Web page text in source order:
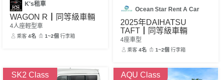
K's租車
WAGON R┃同等級車輛
4人座輕型車
乘客4名 1~2個 行李箱
Ocean Star Rent A Car
2025年DAIHATSU
TAFT┃同等級車輛
4座車型
乘客4名 1~2個 行李箱
SK2 Class AQU Class